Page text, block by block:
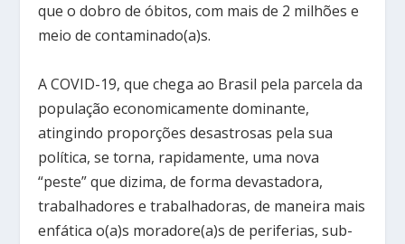
que o dobro de óbitos, com mais de 2 milhões e
meio de contaminado(a)s.
A COVID-19, que chega ao Brasil pela parcela da
população economicamente dominante,
atingindo proporções desastrosas pela sua
política, se torna, rapidamente, uma nova
“peste” que dizima, de forma devastadora,
trabalhadores e trabalhadoras, de maneira mais
enfática o(a)s moradore(a)s de periferias, sub-